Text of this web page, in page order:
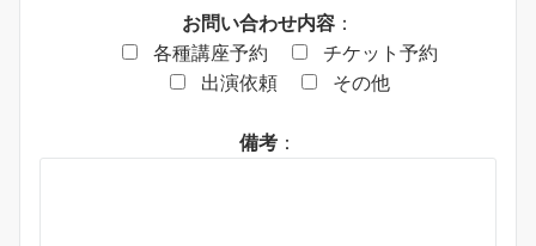
お問い合わせ内容 ：
各種講座予約
チケット予約
出演依頼
その他
備考 ：